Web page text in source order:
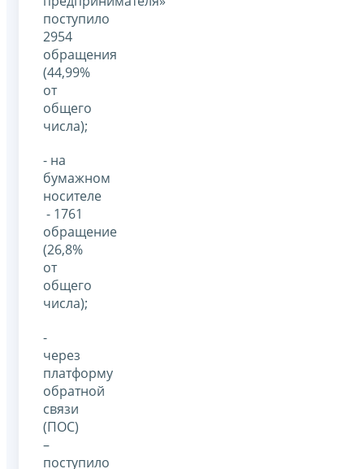
поступило
2954
обращения
(44,99%
от
общего
числа);
- на
бумажном
носителе
- 1761
обращение
(26,8%
от
общего
числа);
-
через
платформу
обратной
связи
(ПОС)
–
поступило